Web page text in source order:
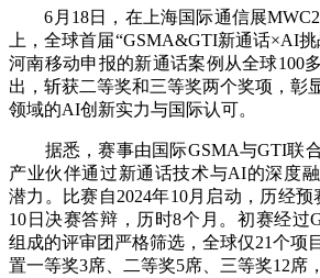
6月18日，在上海国际通信展
上，全球首届“GSMA&GTI新通话×AI挑
河南移动申报的新通话案例从全球100
出，斩获二等奖和三等奖两个奖项，彰
领域的AI创新实力与国际认可。
据悉，赛事由国际GSMA与GTI联
产业伙伴通过新通话技术与AI的深度
潜力。比赛自2024年10月启动，历经预
10日决赛答辩，历时8个月。初赛经过
组成的评审团严格筛选，全球仅21个项
置一等奖3席、二等奖5席、三等奖12席